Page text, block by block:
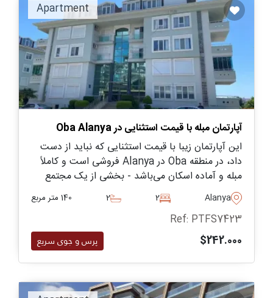
Apartment
آپارتمان مبله با قیمت استثنایی در Oba Alanya
این آپارتمان زیبا با قیمت استثنایی که نباید از دست
داد، در منطقه Oba در Alanya فروشی است و کاملاً
مبله و آماده اسکان می‌باشد - بخشی از یک مجتمع
پنج‌ستاره با طیف وسیعی از امکانات.
Alanya
2
2 140 متر مربع
Ref: PTFS7423
$242.000 پرس و جوی سریع